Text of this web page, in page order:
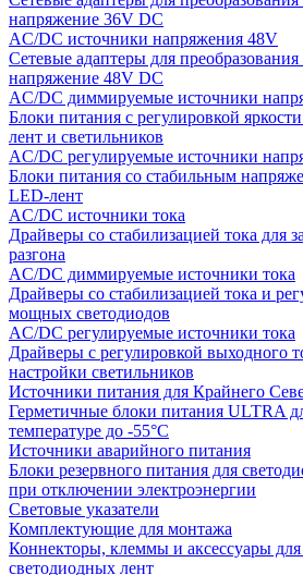
напряжение 36V DC
AC/DC источники напряжения 48V
Сетевые адаптеры для
напряжение 48V DC
AC/DC диммируемые источники
Блоки питания с регулировкой
лент и светильников
AC/DC регулируемые источники
Блоки питания со стабильным
LED-лент
AC/DC источники тока
Драйверы со стабилизацией тока для
разгона
AC/DC диммируемые источники тока
Драйверы со стабилизацией тока и
мощных светодиодов
AC/DC регулируемые источники тока
Драйверы с регулировкой выходного
настройки светильников
Источники питания для Крайнего
Герметичные блоки питания ULTRA
температуре до -55°C
Источники аварийного питания
Блоки резервного питания для
при отключении электроэнергии
Световые указатели
Комплектующие для монтажа
Коннекторы, клеммы и аксессуары
светодиодных лент